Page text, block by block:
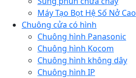
Máy Tạo Bọt Hệ Số Nở Cao
Chuông cửa có hình
Chuông hình Panasonic
Chuông hình Kocom
Chuông hình không dây
Chuông hình IP